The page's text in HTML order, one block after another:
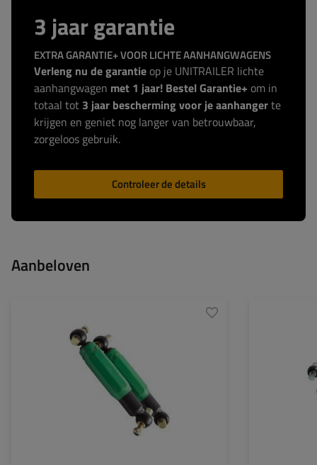
3 jaar garantie
EXTRA GARANTIE+ VOOR LICHTE AANHANGWAGENS
Verleng nu de garantie op je UNITRAILER lichte
aanhangwagen met 1 jaar! Bestel Garantie+ om in
totaal tot 3 jaar bescherming voor je aanhangerte
krijgen en geniet nog langer van betrouwbaar,
zorgeloos gebruik.
Controleer de details
Aanbeloven